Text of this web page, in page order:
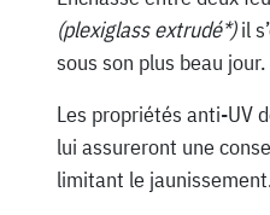
(plexiglass extrudé*)il
sous son plus beau jour.
Les propriétés anti-UV
lui assureront une
limitant le